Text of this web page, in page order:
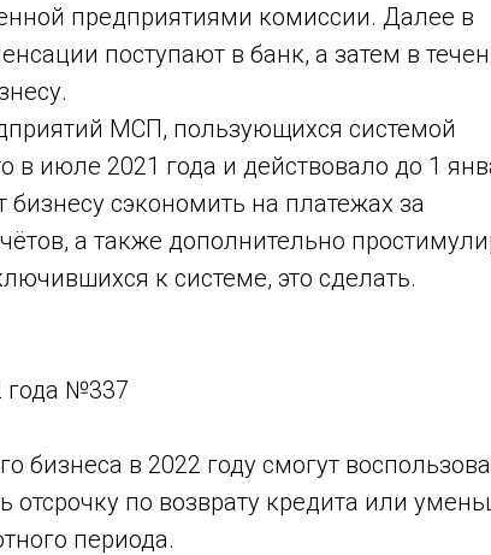
предприятиями комиссии. Далее в
поступают в банк, а затем в
МСП, пользующихся системой
июле 2021 года и действовало до 1
сэкономить на платежах за
а также дополнительно
к системе, это сделать.
года №337
бизнеса в 2022 году смогут
по возврату кредита или
периода.